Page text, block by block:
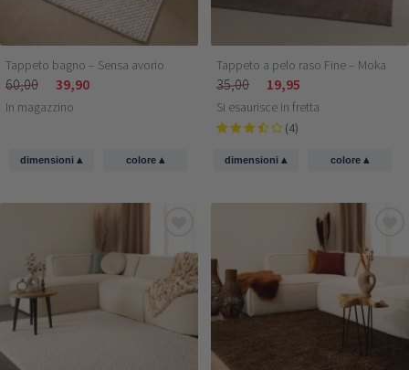
Tappeto bagno – Sensa avorio
60,00 39,90
In magazzino
dimensioni▴ colore ▴
Tappeto a pelo raso Fine – Moka
35,00 19,95
Si esaurisce in fretta
(4)
dimensioni▴ colore ▴